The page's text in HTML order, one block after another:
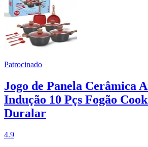
Patrocinado
Jogo de Panela Cerâmica
Indução 10 Pçs Fogão
Duralar
4.9